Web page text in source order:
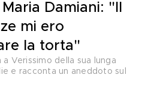
Damiani: "Il
mi ero
la torta"
Verissimo della sua lunga
e racconta un aneddoto sul